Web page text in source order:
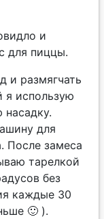
и
для пиццы.
и размягчать
я использую
насадку.
для
После замеса
тарелкой
без
каждые 30
🙂 ).